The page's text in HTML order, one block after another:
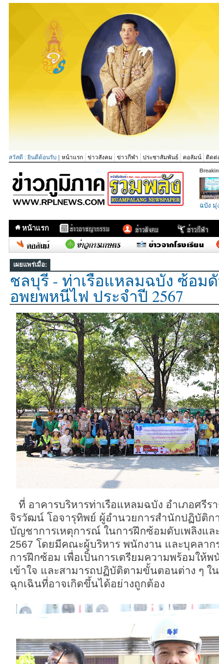
สวัสดี : ยินดีต้อนรับ | หน้าแรก ข่าวสังคม ข่าวกีฬา ประชาสัมพันธ์ คอลัมน์ ติดต่
ฉบัง มุ่
หน้าแรก
เผยแพร่เมื่อ:
ชลบุรี - ท่าเรือแหลมฉบัง ซ้อม
อพยพหนีไฟ ประจำปี 2567
ที่ อาคารบริหารท่าเรือแหลมฉบัง อำเภอศรีร
จิรวัฒน์ โอจารุทิพย์ ผู้อำนวยการสำนักปฏิบัติ
บัญชาการเหตุการณ์ ในการฝึกซ้อมดับเพลิงแ
2567 โดยมีคณะผู้บริหาร พนักงาน และบุคลาก
การฝึกซ้อม เพื่อเป็นการเตรียมความพร้อมให้
เข้าใจ และสามารถปฏิบัติตามขั้นตอนต่าง ๆ
ฉุกเฉินที่อาจเกิดขึ้นได้อย่างถูกต้อง